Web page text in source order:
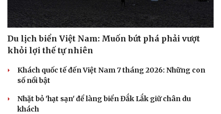
Du lịch biển Việt Nam: Muốn bứt phá phải vượt
khỏi lợi thế tự nhiên
Khách quốc tế đến Việt Nam 7 tháng 2026: Những con
số nổi bật
Nhặt bỏ 'hạt sạn' để làng biển Đắk Lắk giữ chân du
khách